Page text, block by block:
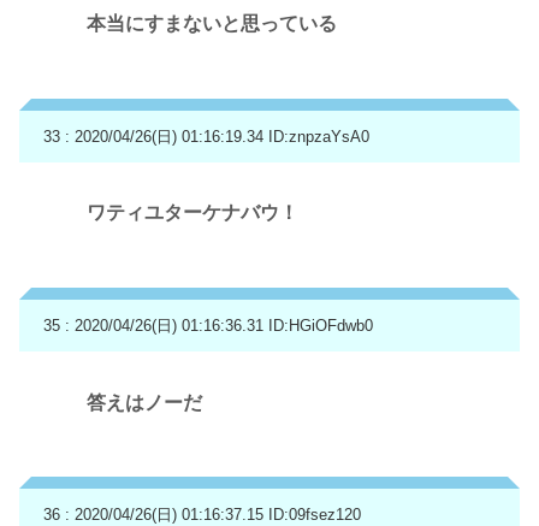
本当にすまないと思っている
33 : 2020/04/26(日) 01:16:19.34 ID:znpzaYsA0
ワティユターケナバウ！
35 : 2020/04/26(日) 01:16:36.31 ID:HGiOFdwb0
答えはノーだ
36 : 2020/04/26(日) 01:16:37.15 ID:09fsez120